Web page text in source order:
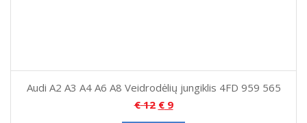
Audi A2 A3 A4 A6 A8 Veidrodėlių jungiklis 4FD 959 565
€12 €9